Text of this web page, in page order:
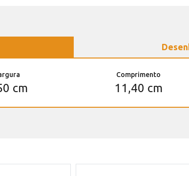
cm
Comprimento
11,40 cm